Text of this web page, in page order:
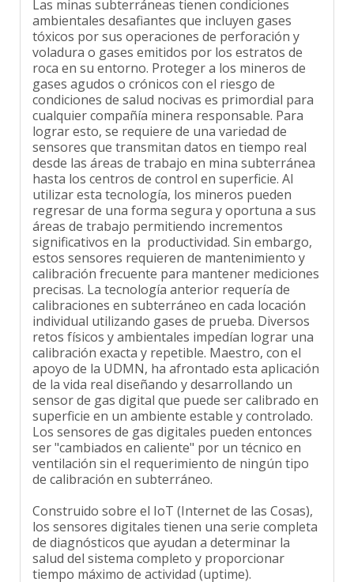
ambientales desafiantes que incluyen gases
tóxicos por sus operaciones de perforación y
voladura o gases emitidos por los estratos de
roca en su entorno. Proteger a los mineros de
gases agudos o crónicos con el riesgo de
condiciones de salud nocivas es primordial para
cualquier compañía minera responsable. Para
lograr esto, se requiere de una variedad de
sensores que transmitan datos en tiempo real
desde las áreas de trabajo en mina subterránea
hasta los centros de control en superficie. Al
utilizar esta tecnología, los mineros pueden
regresar de una forma segura y oportuna a sus
áreas de trabajo permitiendo incrementos
significativos en la productividad. Sin embargo,
estos sensores requieren de mantenimiento y
calibración frecuente para mantener mediciones
precisas. La tecnología anterior requería de
calibraciones en subterráneo en cada locación
individual utilizando gases de prueba. Diversos
retos físicos y ambientales impedían lograr una
calibración exacta y repetible. Maestro, con el
apoyo de la UDMN, ha afrontado esta aplicación
de la vida real diseñando y desarrollando un
sensor de gas digital que puede ser calibrado en
superficie en un ambiente estable y controlado.
Los sensores de gas digitales pueden entonces
ser "cambiados en caliente" por un técnico en
ventilación sin el requerimiento de ningún tipo
de calibración en subterráneo.
los sensores digitales tienen una serie completa
de diagnósticos que ayudan a determinar la
salud del sistema completo y proporcionar
tiempo máximo de actividad (uptime).